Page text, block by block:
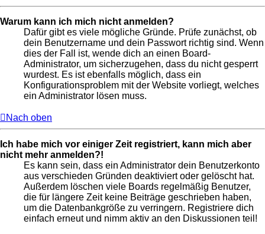
Warum kann ich mich nicht anmelden?
Dafür gibt es viele mögliche Gründe. Prüfe zunächst, ob
dein Benutzername und dein Passwort richtig sind. Wenn
dies der Fall ist, wende dich an einen Board-
Administrator, um sicherzugehen, dass du nicht gesperrt
wurdest. Es ist ebenfalls möglich, dass ein
Konfigurationsproblem mit der Website vorliegt, welches
ein Administrator lösen muss.
Nach oben
Ich habe mich vor einiger Zeit registriert, kann mich aber
nicht mehr anmelden?!
Es kann sein, dass ein Administrator dein Benutzerkonto
aus verschieden Gründen deaktiviert oder gelöscht hat.
Außerdem löschen viele Boards regelmäßig Benutzer,
die für längere Zeit keine Beiträge geschrieben haben,
um die Datenbankgröße zu verringern. Registriere dich
einfach erneut und nimm aktiv an den Diskussionen teil!